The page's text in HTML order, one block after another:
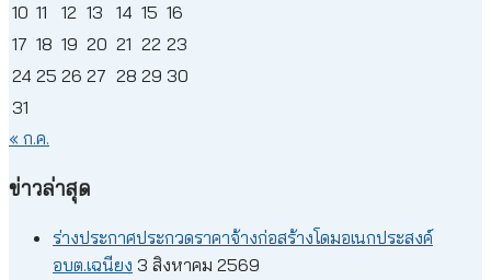
10 11 12 13 14 15 16
17 18 19 20 21 22 23
24 25 26 27 28 29 30
31
« ก.ค.
ข่าวล่าสุด
ร่างประกาศประกวดราคาจ้างก่อสร้างโดมอเนกประสงค์
อบต.เฉนียง 3 สิงหาคม 2569